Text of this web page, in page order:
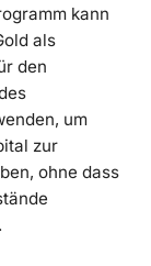
kann
als
den
um
zur
ohne dass